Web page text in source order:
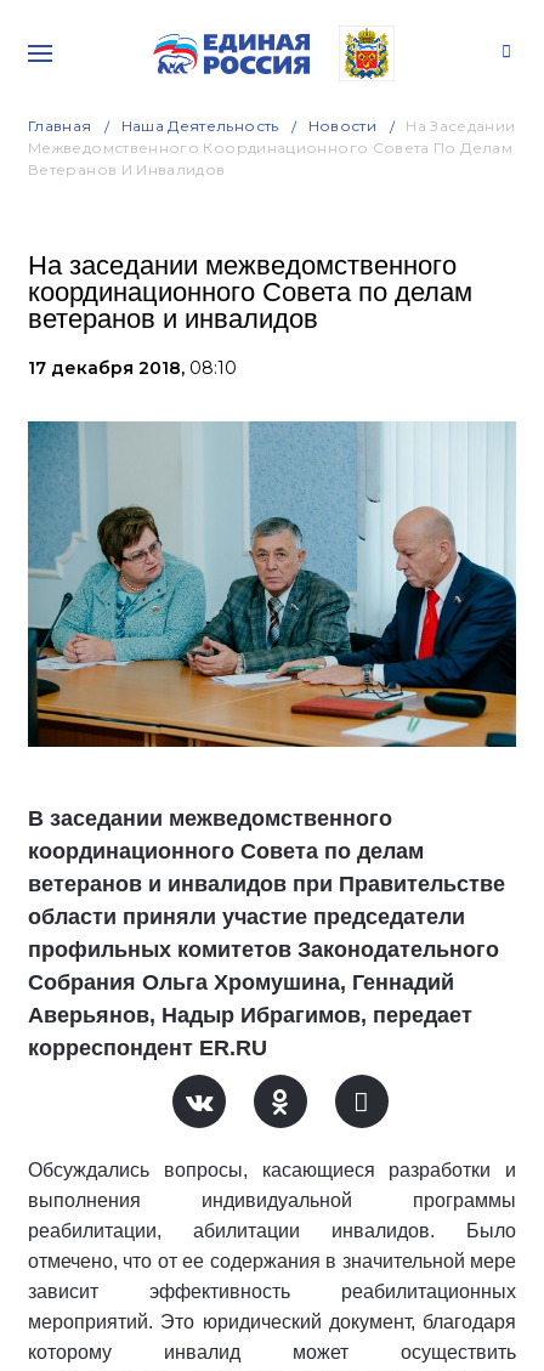
Главная Наша Деятельность Новости
На Заседании
Межведомственного Координационного Совета По Делам
Ветеранов И Инвалидов
На заседании межведомственного
координационного Совета по делам
ветеранов и инвалидов
17 декабря 2018, 08:10
В заседании межведомственного
координационного Совета по делам
ветеранов и инвалидов при Правительстве
области приняли участие председатели
профильных комитетов Законодательного
Собрания Ольга Хромушина, Геннадий
Аверьянов, Надыр Ибрагимов, передает
корреспондент ER.RU
Обсуждались вопросы, касающиеся разработки и
выполнения индивидуальной программы
реабилитации, абилитации инвалидов. Было
отмечено, что от ее содержания в значительной мере
зависит эффективность реабилитационных
мероприятий. Это юридический документ, благодаря
которому инвалид может осуществить